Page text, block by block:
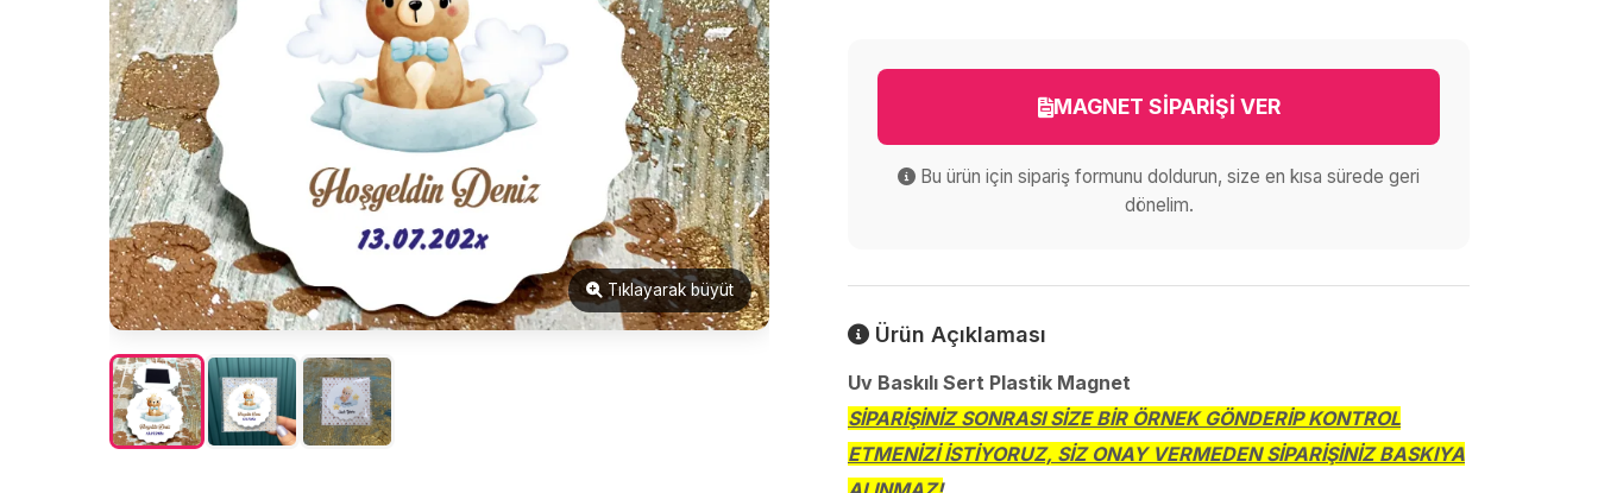
Tıklayarak büyüt
MAGNET SİPARİŞİ VER
Bu ürün için sipariş formunu doldurun, size en kısa sürede geri
dönelim.
Ürün Açıklaması
Uv Baskılı Sert Plastik Magnet
SİPARİŞİNİZ SONRASI SİZE BİR ÖRNEK GÖNDERİP KONTROL
ETMENİZİ İSTİYORUZ, SİZ ONAY VERMEDEN SİPARİŞİNİZ BASKIYA